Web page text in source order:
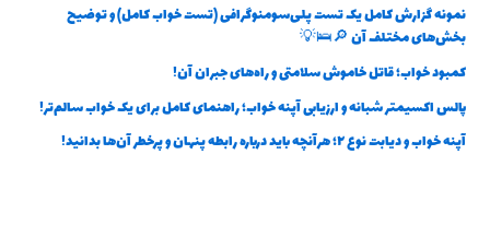
نمونه گزارش کامل یک تست پلی‌سومنوگرافی (تست خواب کامل) و توضیح
بخش‌های مختلف آن 🔎🛌💡
کمبود خواب؛ قاتل خاموش سلامتی و راه‌های جبران آن!
پالس اکسیمتر شبانه و ارزیابی آپنه خواب؛ راهنمای کامل برای یک خواب سالم‌تر!
آپنه خواب و دیابت نوع ۲؛ هرآنچه باید درباره رابطه پنهان و پرخطر آن‌ها بدانید!